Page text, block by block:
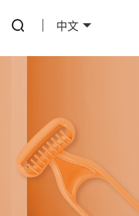
中文